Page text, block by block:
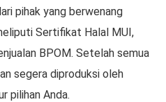
pihak yang berwenang
Sertifikat Halal MUI,
BPOM. Setelah semua
segera diproduksi oleh
pilihan Anda.